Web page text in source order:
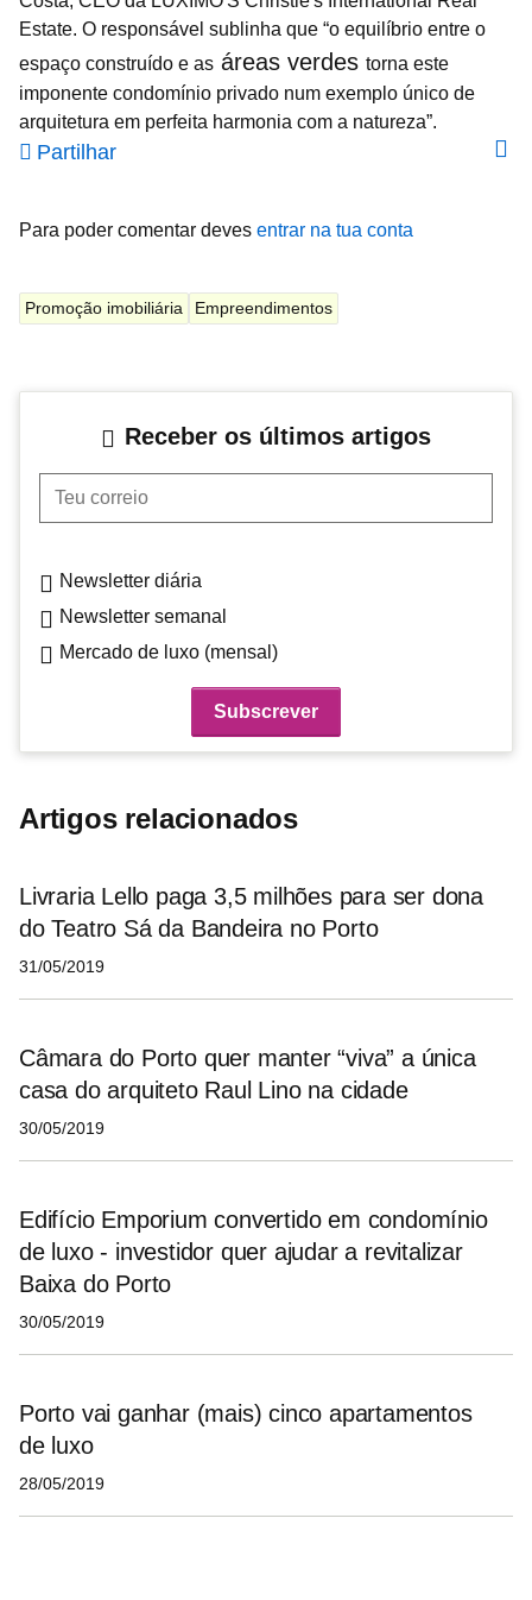
Estate. O responsável sublinha que “o equilíbrio entre o
espaço construído e as áreas verdes torna este
imponente condomínio privado num exemplo único de
arquitetura em perfeita harmonia com a natureza”.
Partilhar
Para poder comentar deves entrar na tua conta
Promoção imobiliária Empreendimentos
Receber os últimos artigos
Teu correio
Newsletter diária
Newsletter semanal
Mercado de luxo (mensal)
Artigos relacionados
Livraria Lello paga 3,5 milhões para ser dona
do Teatro Sá da Bandeira no Porto
31/05/2019
Câmara do Porto quer manter “viva” a única
casa do arquiteto Raul Lino na cidade
30/05/2019
Edifício Emporium convertido em condomínio
de luxo - investidor quer ajudar a revitalizar
Baixa do Porto
30/05/2019
Porto vai ganhar (mais) cinco apartamentos
de luxo
28/05/2019